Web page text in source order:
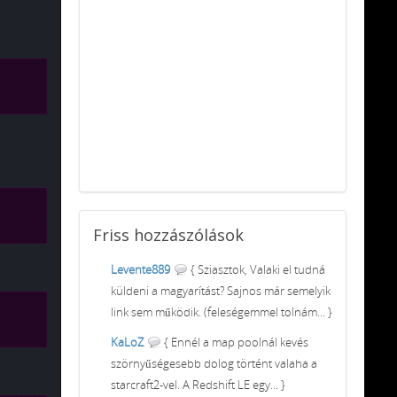
Friss hozzászólások
Levente889
{ Sziasztok, Valaki el tudná
küldeni a magyarítást? Sajnos már semelyik
link sem működik. (feleségemmel tolnám... }
KaLoZ
{ Ennél a map poolnál kevés
szörnyűségesebb dolog történt valaha a
starcraft2-vel. A Redshift LE egy... }